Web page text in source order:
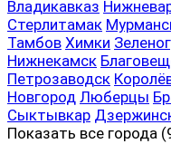
Владикавказ
Стерлитамак
Тамбов Химки
Нижнекамск
Петрозаводск
Новгород Люберцы
Сыктывкар
Показать все города